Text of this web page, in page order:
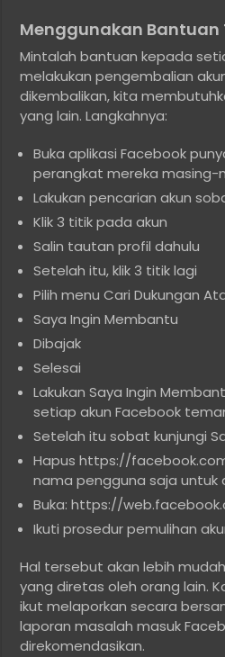
Menggunakan Bantuan
Mintalah bantuan kepada
melakukan pengembalian
dikembalikan, kita
yang lain. Langkahnya:
Buka aplikasi Facebook
perangkat mereka masing-
Lakukan pencarian akun
Klik 3 titik pada akun
Salin tautan profil dahulu
Setelah itu, klik 3 titik lagi
Pilih menu Cari Dukungan
Saya Ingin Membantu
Dibajak
Selesai
Lakukan Saya Ingin
setiap akun Facebook
Setelah itu sobat kunjungi
Hapus https://
nama pengguna saja untuk
Buka: https://
Ikuti prosedur pemulihan
Hal tersebut akan lebih
yang diretas oleh orang lain.
ikut melaporkan secara
laporan masalah masuk
direkomendasikan.